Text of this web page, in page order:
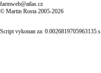
farmweb@atlas.cz
© Martin Rosta 2005-2026
Script vykonan za: 0.0026819705963135.s